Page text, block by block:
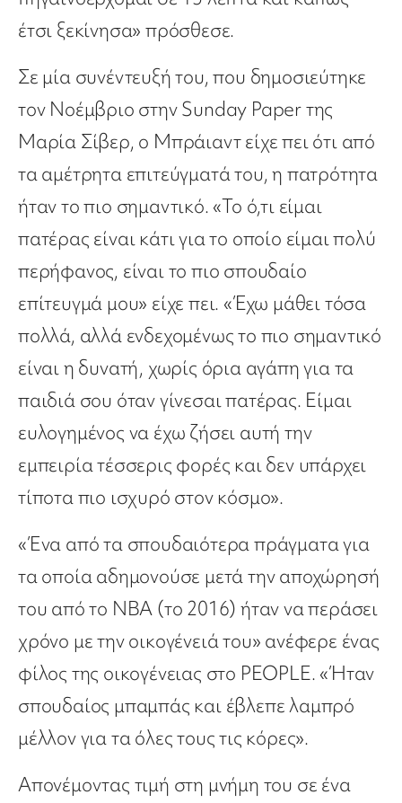
έτσι ξεκίνησα» πρόσθεσε.
Σε μία συνέντευξή του, που δημοσιεύτηκε
τον Νοέμβριο στην Sunday Paper της
Μαρία Σίβερ, ο Μπράιαντ είχε πει ότι από
τα αμέτρητα επιτεύγματά του, η πατρότητα
ήταν το πιο σημαντικό. «Το ό,τι είμαι
πατέρας είναι κάτι για το οποίο είμαι πολύ
περήφανος, είναι το πιο σπουδαίο
επίτευγμά μου» είχε πει. «Έχω μάθει τόσα
πολλά, αλλά ενδεχομένως το πιο σημαντικό
είναι η δυνατή, χωρίς όρια αγάπη για τα
παιδιά σου όταν γίνεσαι πατέρας. Είμαι
ευλογημένος να έχω ζήσει αυτή την
εμπειρία τέσσερις φορές και δεν υπάρχει
τίποτα πιο ισχυρό στον κόσμο».
«Ένα από τα σπουδαιότερα πράγματα για
τα οποία αδημονούσε μετά την αποχώρησή
του από το ΝΒΑ (το 2016) ήταν να περάσει
χρόνο με την οικογένειά του» ανέφερε ένας
φίλος της οικογένειας στο PEOPLE. «Ήταν
σπουδαίος μπαμπάς και έβλεπε λαμπρό
μέλλον για τα όλες τους τις κόρες».
Απονέμοντας τιμή στη μνήμη του σε ένα